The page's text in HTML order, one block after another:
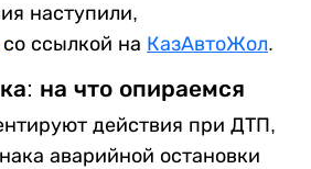
наступили,
со ссылкой на КазАвтоЖол.
на что опираемся
действия при ДТП,
аварийной остановки